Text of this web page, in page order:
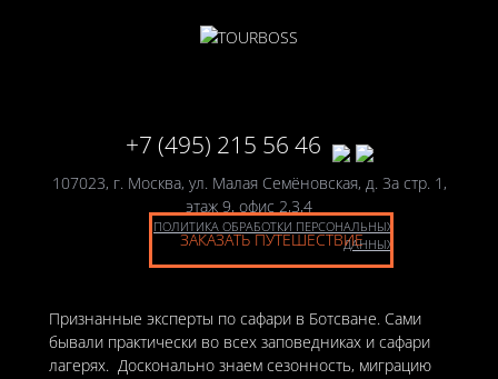
+7 (495) 215 56 46
107023, г. Москва, ул. Малая Семёновская, д. 3а стр. 1,
этаж 9, офис 2,3,4
ПОЛИТИКА ОБРАБОТКИ ПЕРСОНАЛЬНЫХ
ДАННЫХ
ЗАКАЗАТЬ ПУТЕШЕСТВИЕ
Признанные эксперты по сафари в Ботсване. Сами
бывали практически во всех заповедниках и сафари
лагерях. Досконально знаем сезонность, миграцию